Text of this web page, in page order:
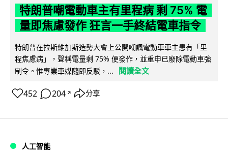
特朗普嘲電動車主有里程病 剩 75% 電
量即焦慮發作 狂言一手終結電車指令
特朗普在拉斯維加斯造勢大會上公開嘲諷電動車車主患有「里
程焦慮病」，聲稱電量剩 75% 便發作，並重申已廢除電動車強
制令。惟專業車媒隨即反駁，...
閱讀全文
452 204 ↗ 分享
人工智能